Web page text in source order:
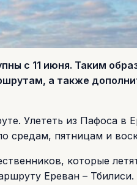
с 11 июня. Таким
а также
Улететь из Пафоса в
средам, пятницам и
которые
Ереван – Тбилиси.